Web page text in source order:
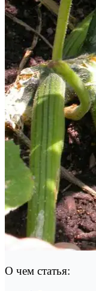
О чем статья: